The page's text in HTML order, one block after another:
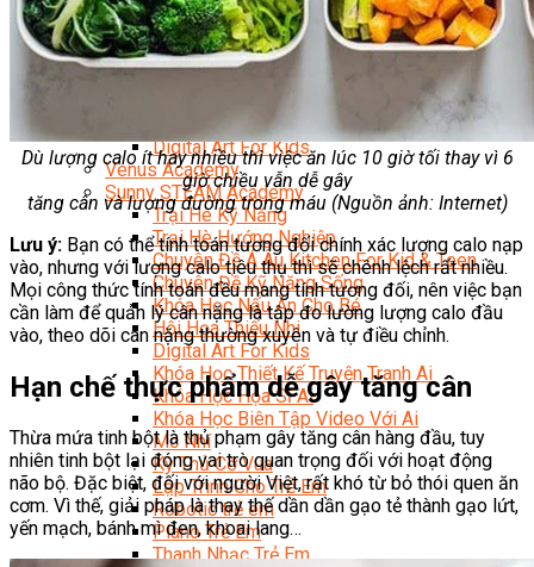
Mỹ Thuật Đa Phương Tiện
3D Animation
Mỹ Thuật Số – Digital Art
Motion Graphics Basic
Adobe Photoshop – Illustrator
Hội Họa Thiếu Nhi
Digital Art For Kids
Venus Academy
Sunny STEAM Academy
Trại Hè Kỹ Năng
Trại Hè Hướng Nghiệp
Chuyên Đề Á Âu Kitchen For Kid & Teen
Chuyên Đề Kỹ Năng Sống
Khóa Học Nấu Ăn Cho Bé
Hội Họa Thiếu Nhi
Digital Art For Kids
Khóa Học Thiết Kế Truyện Tranh Ai
Khóa Học Họa Sĩ Ai
Khóa Học Biên Tập Video Với Ai
Mc Nhí
Kỳ Thủ Cờ Vua
Lập Trình Cho Trẻ Em
Robotic trẻ em
Piano Trẻ Em
Thanh Nhạc Trẻ Em
Dù lượng calo ít hay nhiều thì việc ăn lúc 10 giờ tối thay vì 6
giờ chiều vẫn dễ gây
tăng cân và lượng đường trong máu (Nguồn ảnh: Internet)
Lưu ý: Bạn có thể tính toán tương đối chính xác lượng calo nạp
vào, nhưng với lượng calo tiêu thụ thì sẽ chênh lệch rất nhiều.
Mọi công thức tính toán đều mang tính tương đối, nên việc bạn
cần làm để quản lý cân nặng là tập đo lường lượng calo đầu
vào, theo dõi cân nặng thường xuyên và tự điều chỉnh.
Hạn chế thực phẩm dễ gây tăng cân
Thừa mứa tinh bột là thủ phạm gây tăng cân hàng đầu, tuy
nhiên tinh bột lại đóng vai trò quan trọng đối với hoạt động
não bộ. Đặc biệt, đối với người Việt, rất khó từ bỏ thói quen ăn
cơm. Vì thế, giải pháp là thay thế dần dần gạo tẻ thành gạo lứt,
yến mạch, bánh mì đen, khoai lang…